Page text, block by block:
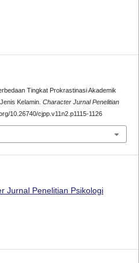
Tingkat Prokrastinasi Akademik
Kelamin. Character Jurnal Penelitian
10.26740/cjpp.v11n2.p1115-1126
Jurnal Penelitian Psikologi